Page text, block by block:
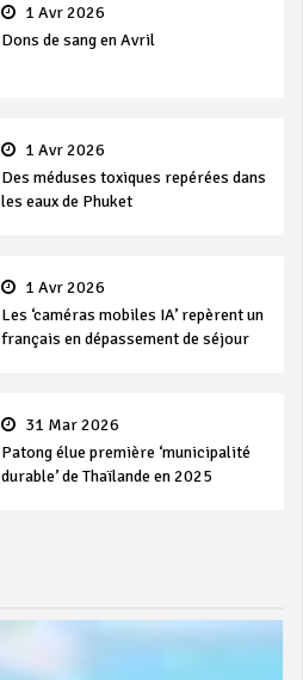
1 Avr 2026
Dons de sang en Avril
1 Avr 2026
Des méduses toxiques repérées dans
les eaux de Phuket
1 Avr 2026
Les ‘caméras mobiles IA’ repèrent un
français en dépassement de séjour
31 Mar 2026
Patong élue première ‘municipalité
durable’ de Thaïlande en 2025